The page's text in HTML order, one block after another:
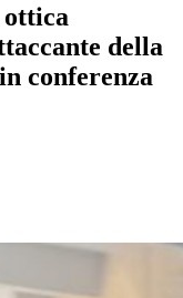
della
conferenza